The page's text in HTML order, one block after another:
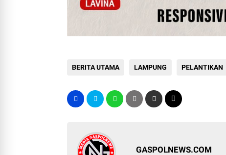
BERITA UTAMA LAMPUNG PELANTIKAN
GASPOLNEWS.COM